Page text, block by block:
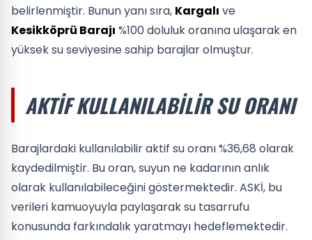
belirlenmiştir. Bunun yanı sıra, Kargalı ve
Kesikköprü Barajı %100 doluluk oranına ulaşarak en
yüksek su seviyesine sahip barajlar olmuştur.
AKTIF KULLANILABILIR SU ORANI
Barajlardaki kullanılabilir aktif su oranı %36,68 olarak
kaydedilmiştir. Bu oran, suyun ne kadarının anlık
olarak kullanılabileceğini göstermektedir. ASKİ, bu
verileri kamuoyuyla paylaşarak su tasarrufu
konusunda farkındalık yaratmayı hedeflemektedir.